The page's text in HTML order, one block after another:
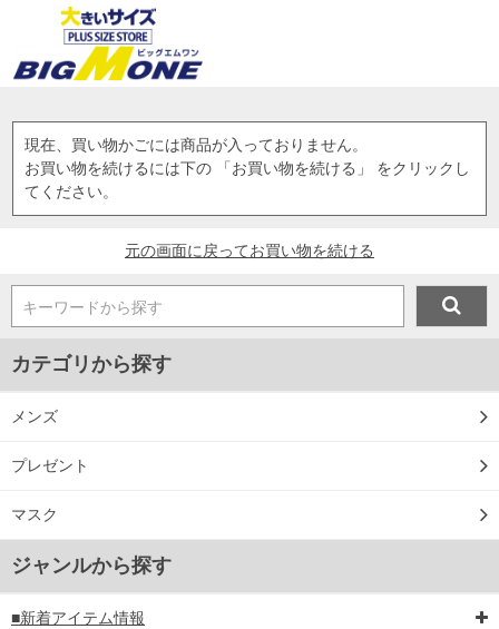
現在、買い物かごには商品が入っておりません。
お買い物を続けるには下の 「お買い物を続ける」 をクリックし
てください。
元の画面に戻ってお買い物を続ける
キーワードから探す
カテゴリから探す
メンズ
プレゼント
マスク
ジャンルから探す
■新着アイテム情報